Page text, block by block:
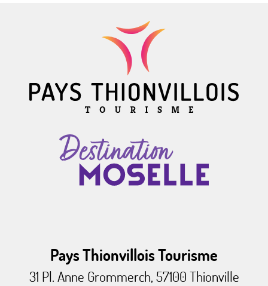
Pays Thionvillois Tourisme
31 Pl. Anne Grommerch, 57100 Thionville